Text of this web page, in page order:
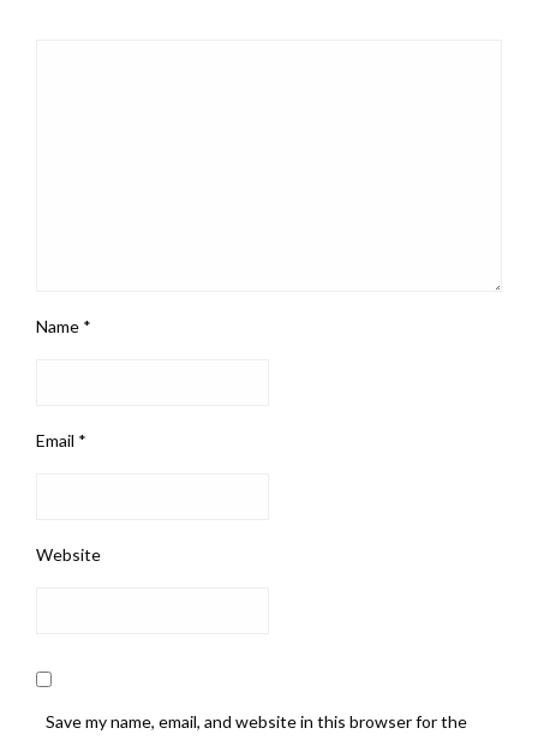
Name *
Email *
Website
Save my name, email, and website in this browser for the